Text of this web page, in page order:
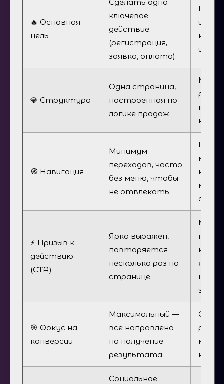
🔥 Основная
цель
Сделать одно
ключевое
действие
(регистрация,
заявка, оплата).
и
💎 Структура
Одна страница,
построенная по
логике продаж.
🧭 Навигация
Минимум
переходов, часто
без меню, чтобы
не отвлекать.
меню,
⚡ Призыв к
действию
(CTA)
Ярко выражен,
повторяется
несколько раз по
странице.
но не
🎯 Фокус на
конверсии
Максимальный —
всё направлено
на получение
результата.
Социальное